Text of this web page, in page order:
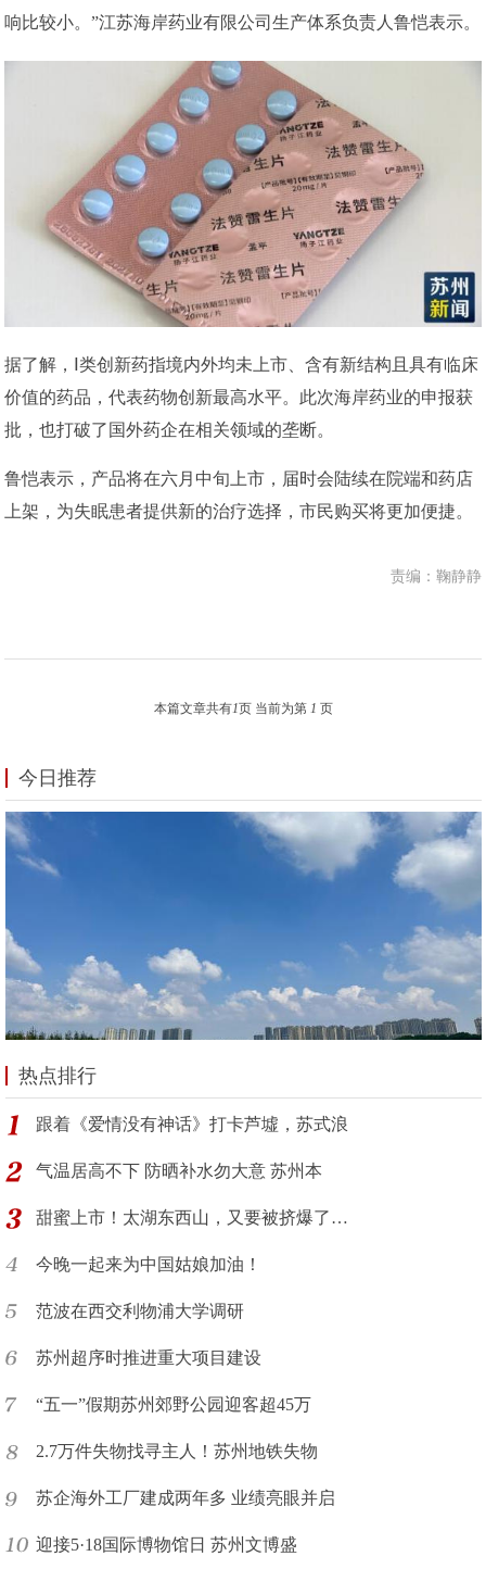
响比较小。”江苏海岸药业有限公司生产体系负责人鲁恺表示。
据了解，Ⅰ类创新药指境内外均未上市、含有新结构且具有临床
价值的药品，代表药物创新最高水平‌。此次海岸药业的申报获
批，也打破了国外药企在相关领域的垄断。
鲁恺表示，产品将在六月中旬上市，届时会陆续在院端和药店
上架，为失眠患者提供新的治疗选择，市民购买将更加便捷。
责编：鞠静静
本篇文章共有1页 当前为第 1 页
今日推荐
热点排行
跟着《爱情没有神话》打卡芦墟，苏式浪
气温居高不下 防晒补水勿大意 苏州本
甜蜜上市！太湖东西山，又要被挤爆了…
今晚一起来为中国姑娘加油！
范波在西交利物浦大学调研
苏州超序时推进重大项目建设
“五一”假期苏州郊野公园迎客超45万
2.7万件失物找寻主人！苏州地铁失物
苏企海外工厂建成两年多 业绩亮眼并启
迎接5·18国际博物馆日 苏州文博盛